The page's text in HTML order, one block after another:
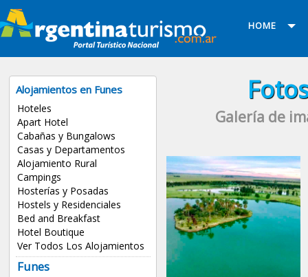
HOME
Alojamientos en Funes
Hoteles
Apart Hotel
Cabañas y Bungalows
Casas y Departamentos
Alojamiento Rural
Campings
Hosterías y Posadas
Hostels y Residenciales
Bed and Breakfast
Hotel Boutique
Ver Todos Los Alojamientos
Funes
Galería de